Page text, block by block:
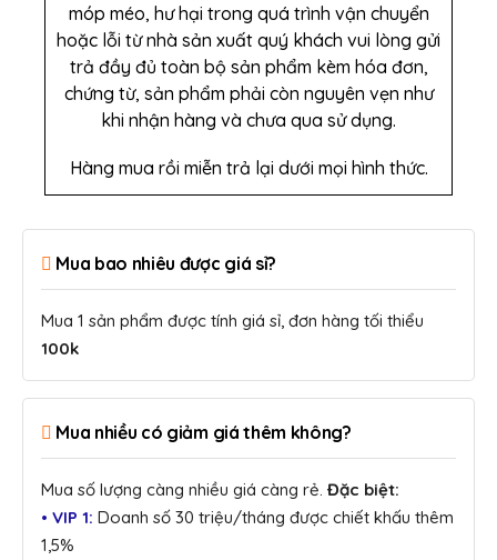
móp méo, hư hại trong quá trình vận chuyển
hoặc lỗi từ nhà sản xuất quý khách vui lòng gửi
trả đầy đủ toàn bộ sản phẩm kèm hóa đơn,
chứng từ, sản phẩm phải còn nguyên vẹn như
khi nhận hàng và chưa qua sử dụng.
Hàng mua rồi miễn trả lại dưới mọi hình thức.
Mua bao nhiêu được giá sỉ?
Mua 1 sản phẩm được tính giá sỉ, đơn hàng tối thiểu
100k
Mua nhiều có giảm giá thêm không?
Mua số lượng càng nhiều giá càng rẻ. Đặc biệt:
• VIP 1: Doanh số 30 triệu/tháng được chiết khấu thêm
1,5%